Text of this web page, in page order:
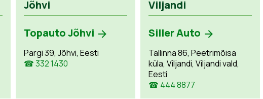
Jõhvi
Topauto Jõhvi
Pargi 39, Jõhvi, Eesti
☎ 332 1430
Viljandi
Siller Auto
Tallinna 86, Peetrimõisa
küla, Viljandi, Viljandi vald,
Eesti
☎ 444 8877